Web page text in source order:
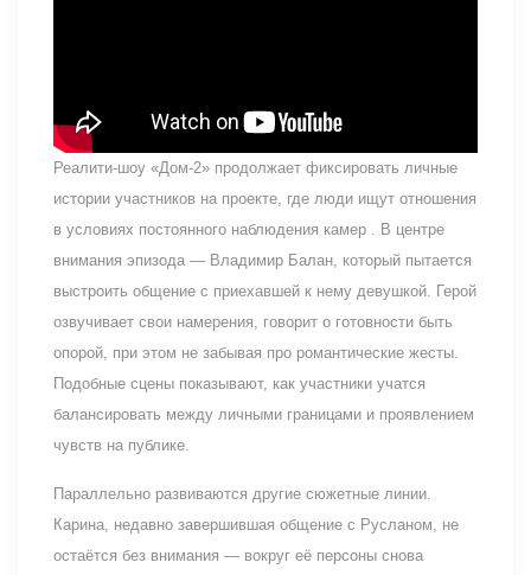
Реалити-шоу «Дом-2» продолжает фиксировать личные
истории участников на проекте, где люди ищут отношения
в условиях постоянного наблюдения камер . В центре
внимания эпизода — Владимир Балан, который пытается
выстроить общение с приехавшей к нему девушкой. Герой
озвучивает свои намерения, говорит о готовности быть
опорой, при этом не забывая про романтические жесты.
Подобные сцены показывают, как участники учатся
балансировать между личными границами и проявлением
чувств на публике.
Параллельно развиваются другие сюжетные линии.
Карина, недавно завершившая общение с Русланом, не
остаётся без внимания — вокруг её персоны снова